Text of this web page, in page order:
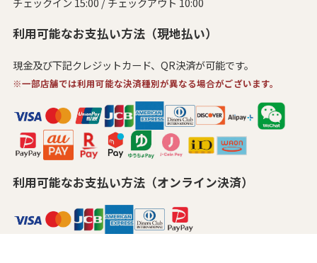
利用可能なお支払い方法（現地払い）
現金及び下記クレジットカード、QR決済が可能です。
※一部店舗では利用可能な決済種別が異なる場合がございます。
利用可能なお支払い方法（オンライン決済）